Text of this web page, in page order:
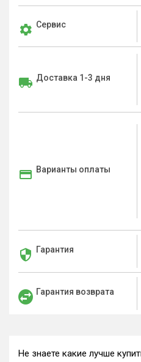
Сервис
Доставка 1-3 дня
Варианты оплаты
Гарантия
Гарантия возврата
Не знаете какие лучше